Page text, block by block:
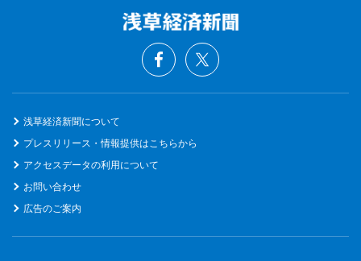
浅草経済新聞について
プレスリリース・情報提供はこちらから
アクセスデータの利用について
お問い合わせ
広告のご案内